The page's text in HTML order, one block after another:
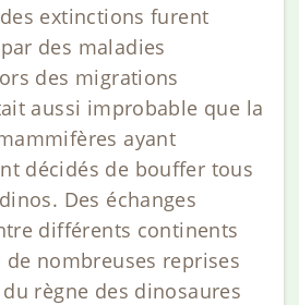
extinctions furent
des maladies
des migrations
aussi improbable que la
ayant
décidés de bouffer tous
Des échanges
différents continents
nombreuses reprises
règne des dinosaures